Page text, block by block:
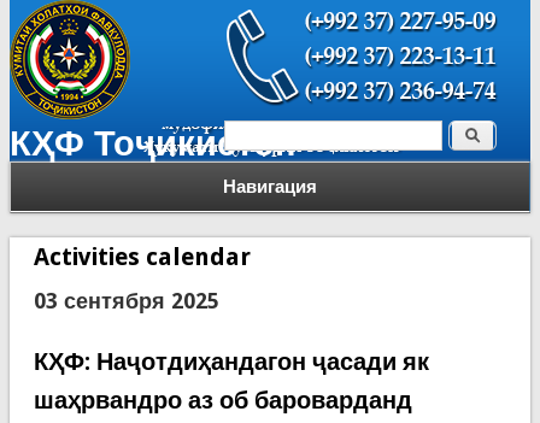
КҲФ Тоҷикистон
Навигация
Форма поиска Поиск
Activities calendar
03 сентября 2025
КҲФ: Наҷотдиҳандагон ҷасади як
шаҳрвандро аз об бароварданд